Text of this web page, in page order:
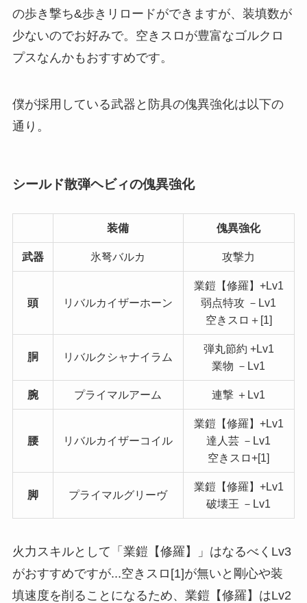
の歩き撃ち&歩きリロードができますが、装填数が
少ないのでお好みで。空きスロが豊富なゴルクロ
プスなんかもおすすめです。
僕が採用している武器と防具の傀異強化は以下の
通り。
シールド散弾ヘビィの傀異強化
装備 傀異強化
武器 氷弩バルカ 攻撃力
頭 リバルカイザーホーン
業鎧【修羅】+Lv1
弱点特攻 －Lv1
空きスロ＋[1]
胴 リバルクシャナイラム
弾丸節約 +Lv1
業物 －Lv1
腕 プライマルアーム 連撃 ＋Lv1
腰 リバルカイザーコイル
業鎧【修羅】+Lv1
達人芸 －Lv1
空きスロ+[1]
脚 プライマルグリーヴ
業鎧【修羅】+Lv1
破壊王 －Lv1
火力スキルとして「業鎧【修羅】」はなるべくLv3
がおすすめですが...空きスロ[1]が無いと剛心や装
填速度を削ることになるため、業鎧【修羅】はLv2